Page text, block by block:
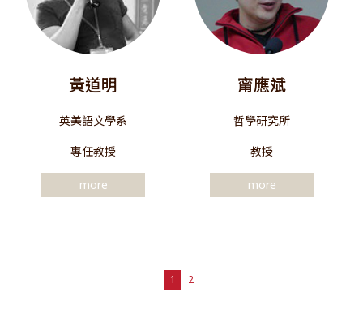
黃道明
英美語文學系
專任教授
more
甯應斌
哲學研究所
教授
more
1 2